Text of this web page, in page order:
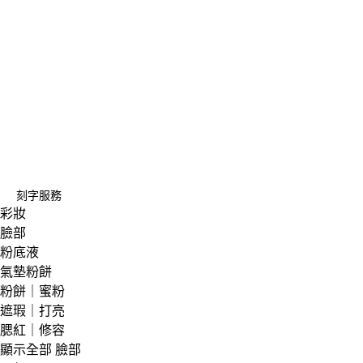
刻字服務
彩妝
臉部
粉底液
氣墊粉餅
粉餅｜蜜粉
遮瑕｜打亮
腮紅｜修容
顯示全部 臉部